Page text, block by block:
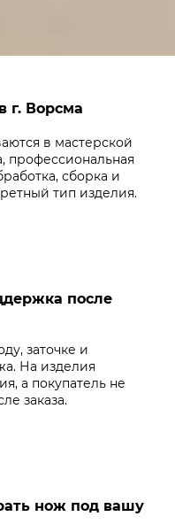
г. Ворсма
в мастерской
профессиональная
сборка и
тип изделия.
после
заточке и
На изделия
а покупатель не
заказа.
нож под вашу